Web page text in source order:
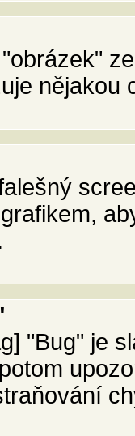
nějakou
"Bug" je